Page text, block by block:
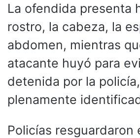
La ofendida presenta
rostro, la cabeza, la
abdomen, mientras
atacante huyó para
detenida por la
plenamente
Policías resguardaron